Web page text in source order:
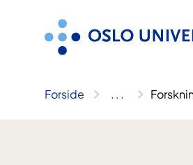
Forside .. .